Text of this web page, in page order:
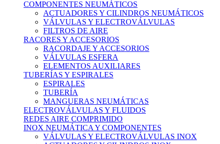
COMPONENTES NEUMÁTICOS
ACTUADORES Y CILINDROS NEUMÁTICOS
VÁLVULAS Y ELECTROVÁLVULAS
FILTROS DE AIRE
RACORES Y ACCESORIOS
RACORDAJE Y ACCESORIOS
VÁLVULAS ESFERA
ELEMENTOS AUXILIARES
TUBERÍAS Y ESPIRALES
ESPIRALES
TUBERÍA
MANGUERAS NEUMÁTICAS
ELECTROVÁLVULAS Y FLUIDOS
REDES AIRE COMPRIMIDO
INOX NEUMÁTICA Y COMPONENTES
VÁLVULAS Y ELECTROVÁLVULAS INOX